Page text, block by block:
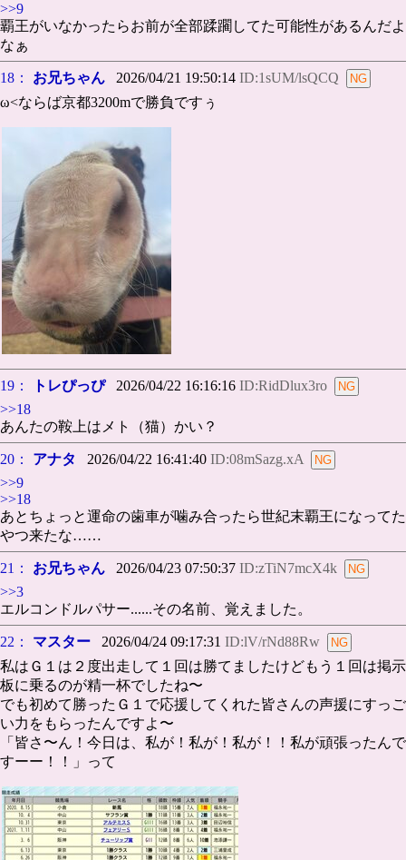
>>9
覇王がいなかったらお前が全部蹂躙してた可能性があるんだよ
なぁ
18： お兄ちゃん 2026/04/21 19:50:14 ID:1sUM/lsQCQ
ω<ならば京都3200mで勝負ですぅ
19： トレぴっぴ2026/04/22 16:16:16 ID:RidDlux3ro
>>18
あんたの鞍上はメト（猫）かい？
20： アナタ 2026/04/22 16:41:40 ID:08mSazg.xA
>>9
>>18
あとちょっと運命の歯車が噛み合ったら世紀末覇王になってた
やつ来たな……
21： お兄ちゃん 2026/04/23 07:50:37 ID:zTiN7mcX4k
>>3
エルコンドルパサー......その名前、覚えました。
22： マスター 2026/04/24 09:17:31 ID:lV/rNd88Rw
私はＧ１は２度出走して１回は勝てましたけどもう１回は掲示
板に乗るのが精一杯でしたね〜
でも初めて勝ったＧ１で応援してくれた皆さんの声援にすっご
い力をもらったんですよ〜
「皆さ〜ん！今日は、私が！私が！私が！！私が頑張ったんで
すーー！！」って